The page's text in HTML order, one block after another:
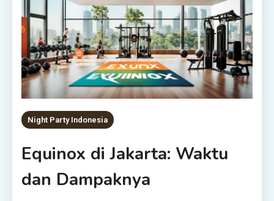
Night Party Indonesia
Equinox di Jakarta: Waktu
dan Dampaknya